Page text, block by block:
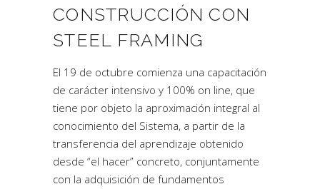
CONSTRUCCIÓN CON
STEEL FRAMING
El 19 de octubre comienza una capacitación
de carácter intensivo y 100% on line, que
tiene por objeto la aproximación integral al
conocimiento del Sistema, a partir de la
transferencia del aprendizaje obtenido
desde “el hacer” concreto, conjuntamente
con la adquisición de fundamentos